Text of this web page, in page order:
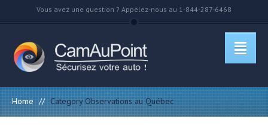
Vous avez une question ? Appelez-nous au 1-844-287-6468
Home // Category Observations au Québec